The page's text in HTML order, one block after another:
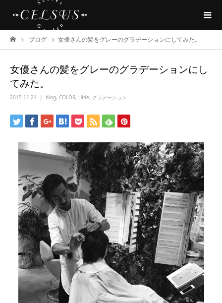
ブログ 女優さんの髪をグレーのグラデーションにしてみた。
女優さんの髪をグレーのグラデーションにし
てみた。
2015.11.21 blog, COLOR, Hide, グラデーション